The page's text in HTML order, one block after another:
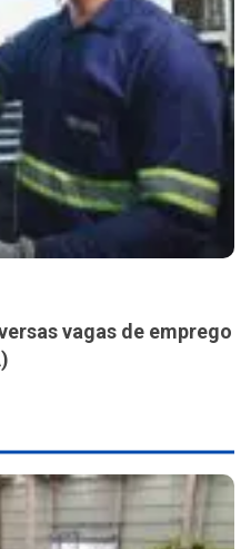
vagas de emprego